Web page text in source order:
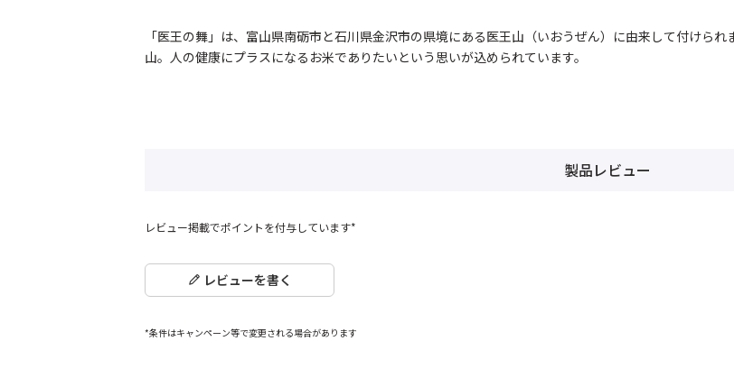
「医王の舞」は、富山県南砺市と石川県金沢市の県境にある医王山（いおうぜん）に由来して付けら
山。人の健康にプラスになるお米でありたいという思いが込められています。
製品レビュー
レビュー掲載でポイントを付与しています*
レビューを書く
*条件はキャンペーン等で変更される場合があります